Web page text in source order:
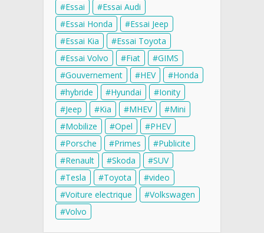
Essai
Essai Audi
Essai Honda
Essai Jeep
Essai Kia
Essai Toyota
Essai Volvo
Fiat
GIMS
Gouvernement
HEV
Honda
hybride
Hyundai
Ionity
Jeep
Kia MHEV
Mini
Mobilize
Opel
PHEV
Porsche
Primes
Publicite
Renault
Skoda
SUV
Tesla
Toyota
video
Voiture electrique
Volkswagen
Volvo